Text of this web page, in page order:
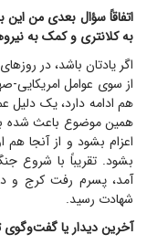
اتفاقاً سؤال بعدی من
به کلانتری و کمک به
اگر یادتان باشد، در
از سوی عوامل
هم ادامه دارد، یک
همین موضوع باعث شده
اعزام بشود و از آنجا هم
بشود. تقریباً با شروع
شهادت رسید.
آخرین دیدار یا گفت‌وگوی